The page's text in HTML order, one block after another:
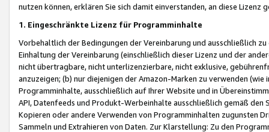
nutzen können, erklären Sie sich damit einverstanden, an diese Lizenz
1. Eingeschränkte Lizenz für Programminhalte
Vorbehaltlich der Bedingungen der Vereinbarung und ausschließlich
Einhaltung der Vereinbarung (einschließlich dieser Lizenz und der
nicht übertragbare, nicht unterlizenzierbare, nicht exklusive,
anzuzeigen; (b) nur diejenigen der Amazon-Marken zu verwenden
Programminhalte, ausschließlich auf Ihrer Website und in
API, Datenfeeds und Produkt-Werbeinhalte ausschließlich gemäß
Kopieren oder andere Verwenden von Programminhalten zugunsten
Sammeln und Extrahieren von Daten. Zur Klarstellung: Zu den